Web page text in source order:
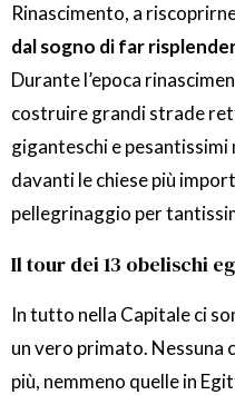
Rinascimento, a
dal sogno di far
Durante l’epoca
costruire grandi strade
giganteschi e
davanti le chiese più
pellegrinaggio per
Il tour dei 13 obelischi
In tutto nella Capitale ci
un vero primato. Nessuna
più, nemmeno quelle in